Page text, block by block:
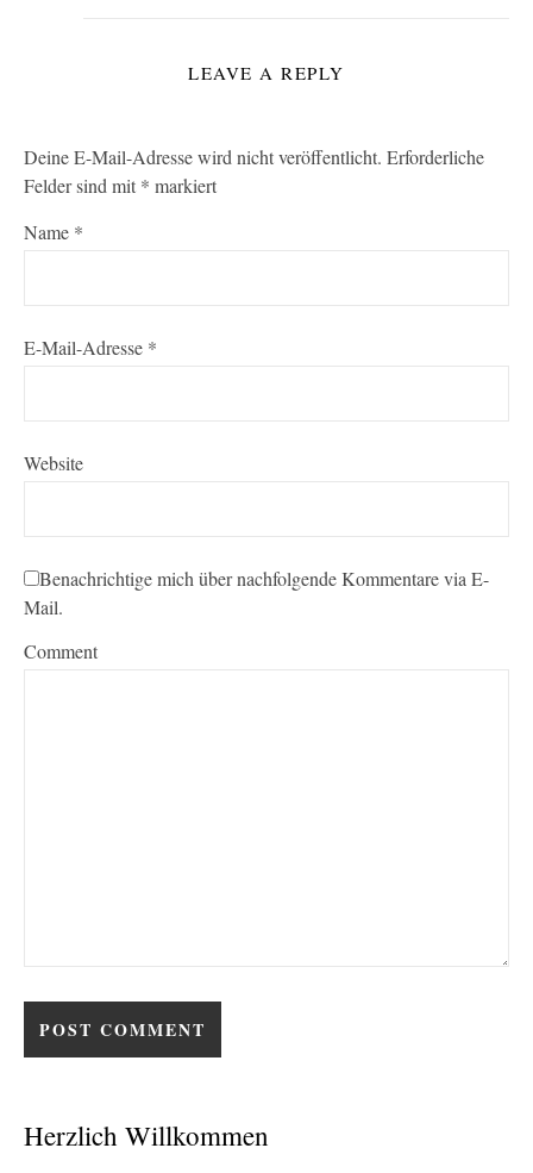
LEAVE A REPLY
Deine E-Mail-Adresse wird nicht veröffentlicht. Erforderliche
Felder sind mit * markiert
Name *
E-Mail-Adresse *
Website
Benachrichtige mich über nachfolgende Kommentare via E-
Mail.
Comment
Herzlich Willkommen